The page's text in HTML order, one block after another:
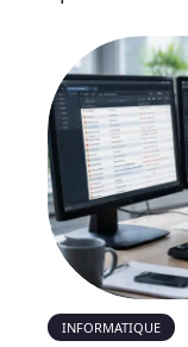
INFORMATIQUE